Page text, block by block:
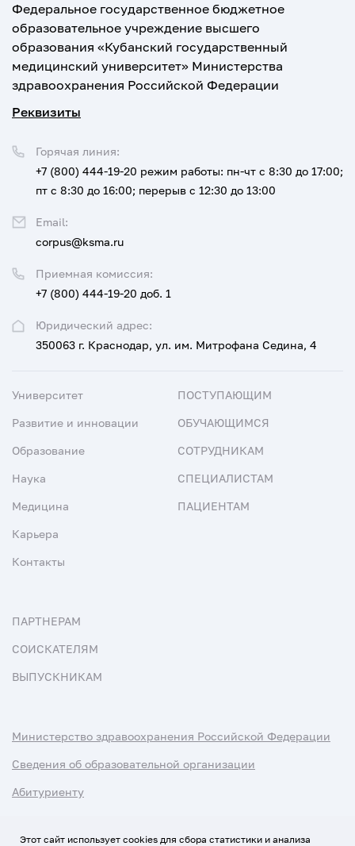
Федеральное государственное бюджетное
образовательное учреждение высшего
образования «Кубанский государственный
медицинский университет» Министерства
здравоохранения Российской Федерации
Реквизиты
Юридический адрес:
350063 г. Краснодар, ул. им. Митрофана Седина, 4
Приемная комиссия:
+7 (800) 444-19-20 доб. 1
Горячая линия:
+7 (800) 444-19-20 режим работы: пн-чт с 8:30 до 17:00;
пт с 8:30 до 16:00; перерыв с 12:30 до 13:00
Email:
corpus@ksma.ru
Университет
Развитие и инновации
Образование
Наука
Медицина
Карьера
Контакты
ПОСТУПАЮЩИМ
ОБУЧАЮЩИМСЯ
СОТРУДНИКАМ
СПЕЦИАЛИСТАМ
ПАЦИЕНТАМ
ПАРТНЕРАМ
СОИСКАТЕЛЯМ
ВЫПУСКНИКАМ
Министерство здравоохранения Российской Федерации
Сведения об образовательной организации
Абитуриенту
Этот сайт использует cookies для сбора статистики и анализа